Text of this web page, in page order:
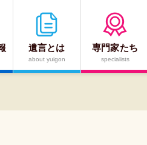
遺言とは
about yuigon
専門家たち
specialists